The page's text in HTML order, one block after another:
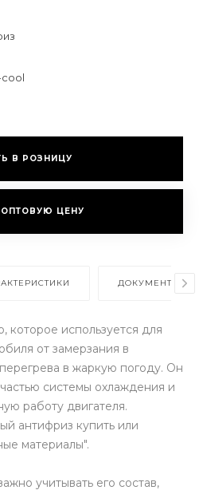
В РОЗНИЦУ
ОПТОВУЮ ЦЕНУ
ДОКУМЕНТЫ
которое используется для
от замерзания в
в жаркую погоду. Он
системы охлаждения и
работу двигателя.
антифриз купить или
материалы".
учитывать его состав,